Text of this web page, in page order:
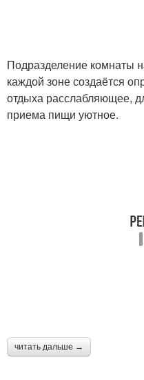
Подразделение комнаты
каждой зоне создаётся
отдыха расслабляющее,
приема пищи уютное.
читать дальше →